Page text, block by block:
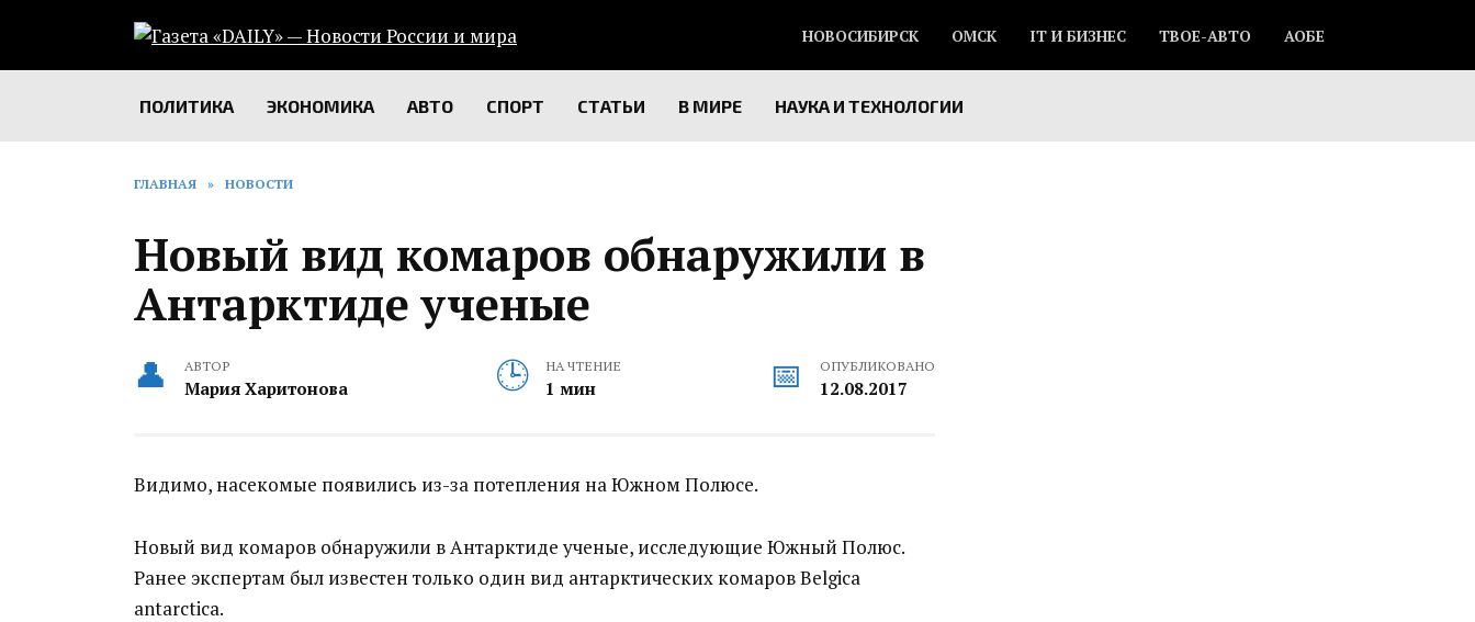
содержанию
НОВОСИБИРСК ОМСК IT И БИЗНЕС ТВОЕ-АВТО АОБЕ
ПОЛИТИКА ЭКОНОМИКА АВТО СПОРТ СТАТЬИ В МИРЕ НАУКА И ТЕХНОЛОГИИ
ГЛАВНАЯ » НОВОСТИ
Новый вид комаров обнаружили в
Антарктиде ученые
АВТОР
Мария Харитонова
НА ЧТЕНИЕ
1 мин
ОПУБЛИКОВАНО
12.08.2017
Видимо, насекомые появились из-за потепления на Южном Полюсе.
Новый вид комаров обнаружили в Антарктиде ученые, исследующие Южный Полюс.
Ранее экспертам был известен только один вид антарктических комаров Belgica
antarctica.